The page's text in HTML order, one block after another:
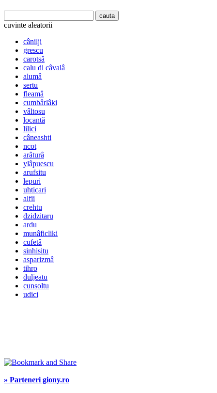
cuvinte aleatorii
cânilji
grescu
carotsâ
calu di câvalâ
alumâ
sertu
fleamâ
cumbârlâki
vâltosu
locantă
lilici
câneashti
ncot
arâturâ
ylâpuescu
arufsitu
lepuri
uhticari
alfii
crehtu
dzidzitaru
ardu
munâficliki
cufetâ
sinhisitu
asparizmâ
tihro
duljeatu
cunsoltu
udici
» Parteneri giony.ro